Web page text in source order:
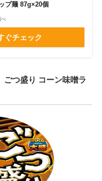
プ麺 87g×20個
べ
ぐチェック
つ盛り コーン味噌ラ